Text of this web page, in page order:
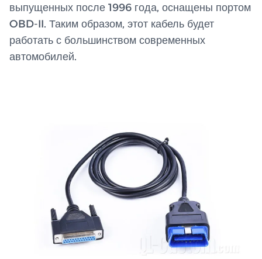
выпущенных после 1996 года, оснащены портом
OBD-II. Таким образом, этот кабель будет
работать с большинством современных
автомобилей.